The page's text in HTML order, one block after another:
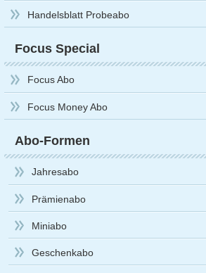
Handelsblatt Probeabo
Focus Special
Focus Abo
Focus Money Abo
Abo-Formen
Jahresabo
Prämienabo
Miniabo
Geschenkabo